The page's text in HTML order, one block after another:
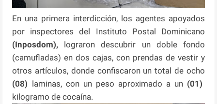
En una primera interdicción, los agentes apoyados
por inspectores del Instituto Postal Dominicano
(Inposdom), lograron descubrir un doble fondo
(camufladas) en dos cajas, con prendas de vestir y
otros artículos, donde confiscaron un total de ocho
(08) laminas, con un peso aproximado a un (01)
kilogramo de cocaína.